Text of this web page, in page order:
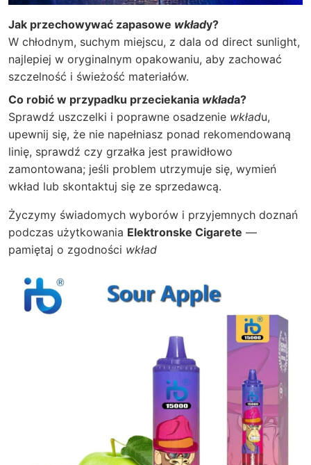
Jak przechowywać zapasowe wkłady?
W chłodnym, suchym miejscu, z dala od direct sunlight,
najlepiej w oryginalnym opakowaniu, aby zachować
szczelność i świeżość materiałów.
Co robić w przypadku przeciekania wkłada?
Sprawdź uszczelki i poprawne osadzenie wkładu,
upewnij się, że nie napełniasz ponad rekomendowaną
linię, sprawdź czy grzałka jest prawidłowo
zamontowana; jeśli problem utrzymuje się, wymień
wkład lub skontaktuj się ze sprzedawcą.
Życzymy świadomych wyborów i przyjemnych doznań
podczas użytkowania Elektronske Cigarete —
pamiętaj o zgodności wkład